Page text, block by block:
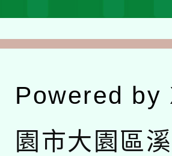
Powered by
園市大園區